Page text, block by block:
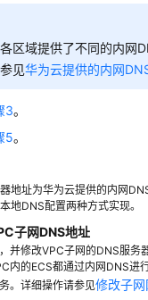
区域提供了不同的内网
见华为云提供的内网
3。
5。
地址为华为云提供的内网
地DNS配置两种方式实现。
子网DNS地址
并修改VPC子网的DNS服务
内的ECS都通过内网DNS进
。详细操作请参见修改子